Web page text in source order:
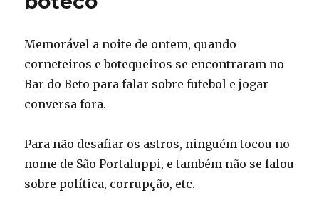
Memorável a noite de ontem, quando
corneteiros e botequeiros se encontraram no
Bar do Beto para falar sobre futebol e jogar
conversa fora.
Para não desafiar os astros, ninguém tocou no
nome de São Portaluppi, e também não se falou
sobre política, corrupção, etc.